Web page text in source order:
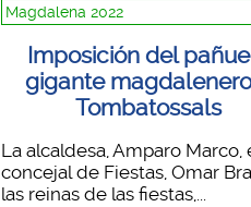
Magdalena 2022
Imposición del
gigante
Tombatossals
La alcaldesa, Amparo Marco,
concejal de Fiestas, Omar
las reinas de las fiestas,...